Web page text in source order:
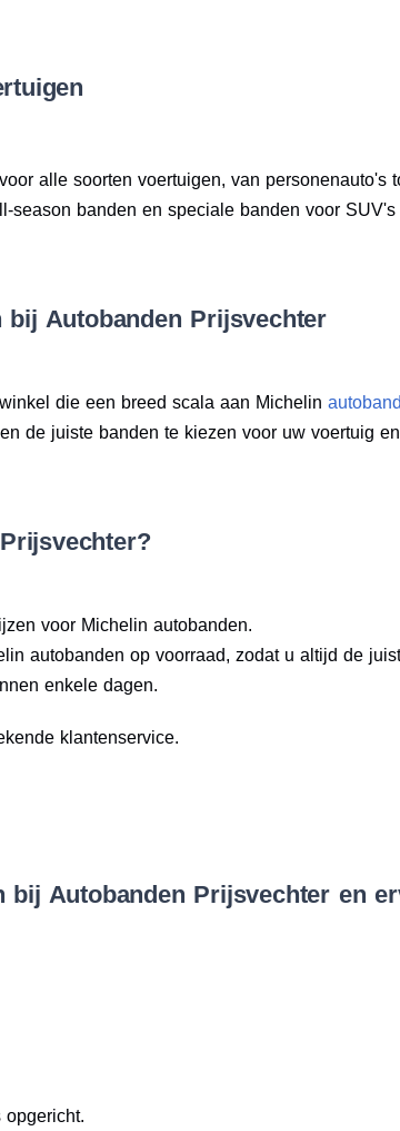
alle soorten voertuigen, van personenauto's
season banden en speciale banden voor SUV's
bij Autobanden Prijsvechter
die een breed scala aan Michelin
de juiste banden te kiezen voor uw voertuig
voor Michelin autobanden.
autobanden op voorraad, zodat u altijd de
enkele dagen.
klantenservice.
bij Autobanden Prijsvechter en